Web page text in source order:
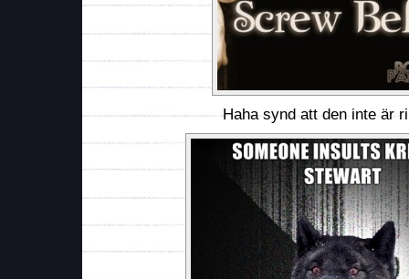
Haha synd att den inte är